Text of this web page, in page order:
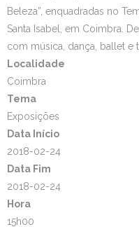
Beleza”, enquadradas no
Santa Isabel, em Coimbra.
com música, dança, ballet e
Localidade
Coimbra
Tema
Exposições
Data Início
2018-02-24
Data Fim
2018-02-24
Hora
15h00